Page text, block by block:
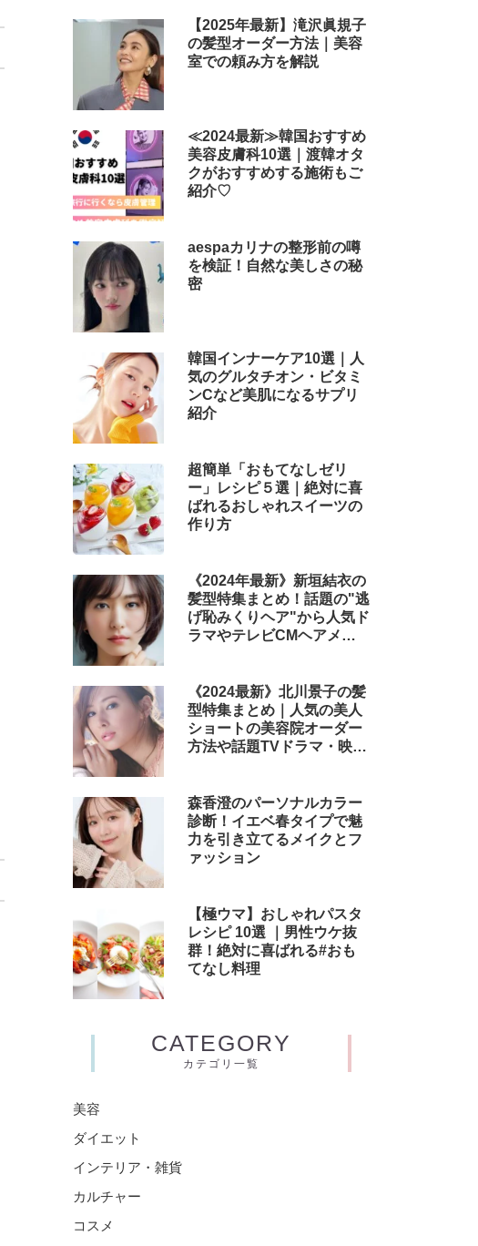
【2025年最新】滝沢眞規子
の髪型オーダー方法｜美容
室での頼み方を解説
≪2024最新≫韓国おすすめ
美容皮膚科10選｜渡韓オタ
クがおすすめする施術もご
紹介♡
aespaカリナの整形前の噂
を検証！自然な美しさの秘
密
韓国インナーケア10選｜人
気のグルタチオン・ビタミ
ンCなど美肌になるサプリ
紹介
超簡単「おもてなしゼリ
ー」レシピ５選｜絶対に喜
ばれるおしゃれスイーツの
作り方
《2024年最新》新垣結衣の
髪型特集まとめ！話題の"逃
げ恥みくりヘア"から人気ド
ラマやテレビCMヘアメイ
《2024最新》北川景子の髪
型特集まとめ｜人気の美人
ショートの美容院オーダー
方法や話題TVドラマ・映画
森香澄のパーソナルカラー
診断！イエベ春タイプで魅
力を引き立てるメイクとフ
ァッション
【極ウマ】おしゃれパスタ
レシピ 10選 ｜男性ウケ抜
群！絶対に喜ばれる#おも
てなし料理
CATEGORY
カテゴリ一覧
美容
ダイエット
インテリア・雑貨
カルチャー
コスメ